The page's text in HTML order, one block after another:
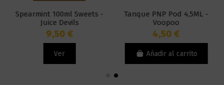
Spearmint 100ml Sweets -
Juice Devils
9,50 €
Ver
Tanque PNP Pod 4,5ML -
Voopoo
4,50 €
Añadir al carrito